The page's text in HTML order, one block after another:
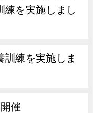
練を実施しまし
訓練を実施しま
催